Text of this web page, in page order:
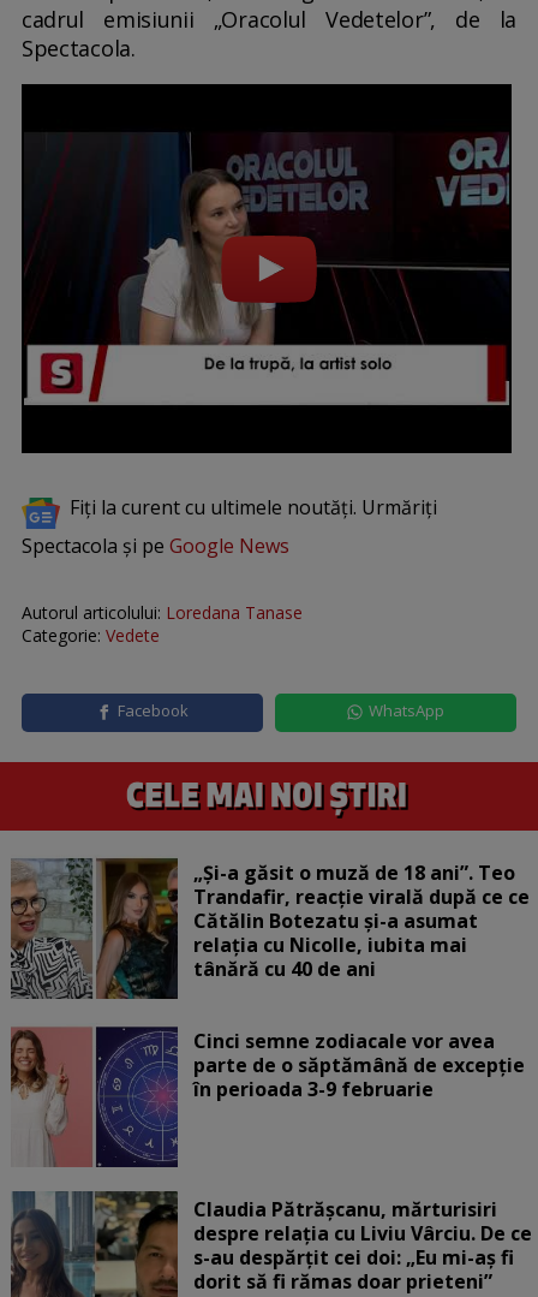
cadrul emisiunii „Oracolul Vedetelor”, de la
Spectacola.
Fiți la curent cu ultimele noutăți. Urmăriți
Spectacola și pe Google News
Autorul articolului: Loredana Tanase
Categorie: Vedete
Facebook WhatsApp
„Și-a găsit o muză de 18 ani”. Teo
Trandafir, reacție virală după ce ce
Cătălin Botezatu și-a asumat
relația cu Nicolle, iubita mai
tânără cu 40 de ani
Cinci semne zodiacale vor avea
parte de o săptămână de excepție
în perioada 3-9 februarie
Claudia Pătrășcanu, mărturisiri
despre relația cu Liviu Vârciu. De ce
s-au despărțit cei doi: „Eu mi-aș fi
dorit să fi rămas doar prieteni”